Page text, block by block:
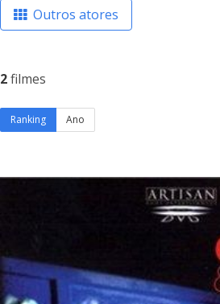
Outros atores
2filmes
Ranking Ano